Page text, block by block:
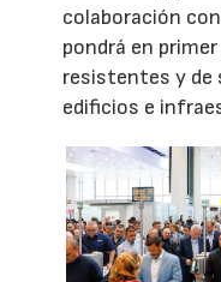
colaboración
pondrá en
resistentes y de
edificios e